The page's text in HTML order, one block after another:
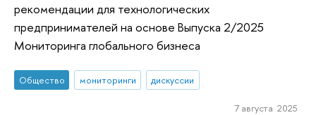
рекомендации для технологических
предпринимателей на основе Выпуска 2/2025
Мониторинга глобального бизнеса
Общество мониторинги дискуссии
7 августа 2025